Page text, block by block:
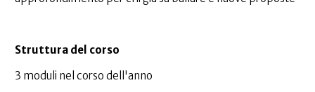
Struttura del corso
3 moduli nel corso dell'anno